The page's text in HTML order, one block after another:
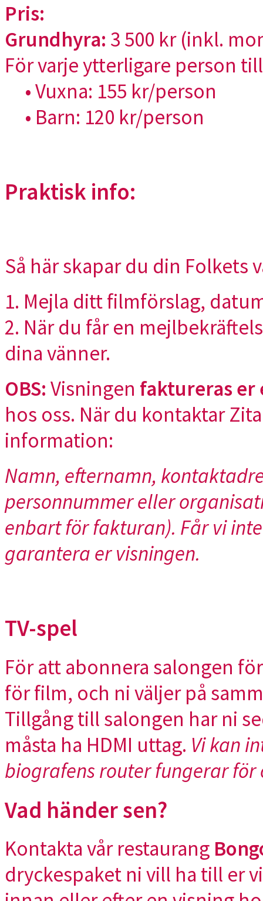
Pris:
Grundhyra: 3 500 kr (inkl.
För varje ytterligare person
• Vuxna: 155 kr/person
• Barn: 120 kr/person
Praktisk info:
Så här skapar du din Folkets
1. Mejla ditt filmförslag,
2. När du får en
dina vänner.
OBS: Visningen faktureras er
hos oss. När du kontaktar
information:
Namn, efternamn,
personnummer eller
enbart för fakturan). Får vi
garantera er visningen.
TV-spel
För att abonnera salongen
för film, och ni väljer på
Tillgång till salongen har ni
måsta ha HDMI uttag. Vi kan
biografens router fungerar
Vad händer sen?
Kontakta vår restaurang
dryckespaket ni vill ha till er